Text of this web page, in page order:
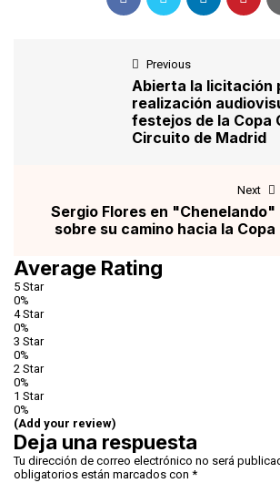
Previous
Abierta la licitación
realización
festejos de la Copa
Circuito de Madrid
Next
Sergio Flores en "Chenelando"
sobre su camino hacia la Copa
Average Rating
5 Star
0%
4 Star
0%
3 Star
0%
2 Star
0%
1 Star
0%
(Add your review)
Deja una respuesta
Tu dirección de correo electrónico no será
obligatorios están marcados con *